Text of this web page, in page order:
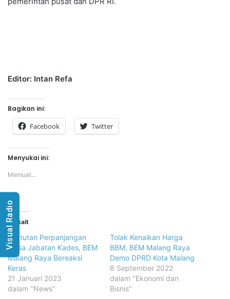
Editor: Intan Refa
Bagikan ini:
Facebook Twitter
Menyukai ini:
Memuat...
Terkait
Tuntutan Perpanjangan
Masa Jabatan Kades, BEM
Malang Raya Bereaksi
Keras
21 Januari 2023
dalam "News"
Tolak Kenaikan Harga
BBM, BEM Malang Raya
Demo DPRD Kota Malang
8 September 2022
dalam "Ekonomi dan
Bisnis"
Visual Radio